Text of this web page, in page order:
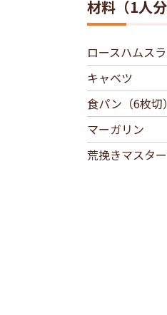
材料（1人分
ロースハムス
キャベツ
食パン（6枚切）
マーガリン
荒挽きマスタ